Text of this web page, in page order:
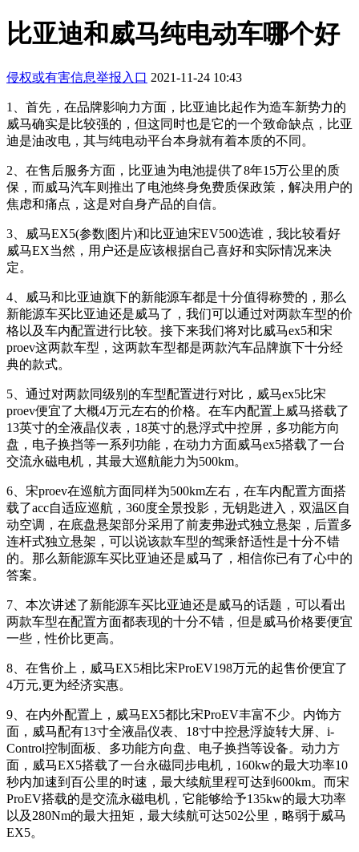
比亚迪和威马纯电动车哪个好
侵权或有害信息举报入口 2021-11-24 10:43
1、首先，在品牌影响力方面，比亚迪比起作为造车新势力的
威马确实是比较强的，但这同时也是它的一个致命缺点，比亚
迪是油改电，其与纯电动平台本身就有着本质的不同。
2、在售后服务方面，比亚迪为电池提供了8年15万公里的质
保，而威马汽车则推出了电池终身免费质保政策，解决用户的
焦虑和痛点，这是对自身产品的自信。
3、威马EX5(参数|图片)和比亚迪宋EV500选谁，我比较看好
威马EX当然，用户还是应该根据自己喜好和实际情况来决
定。
4、威马和比亚迪旗下的新能源车都是十分值得称赞的，那么
新能源车买比亚迪还是威马了，我们可以通过对两款车型的价
格以及车内配置进行比较。接下来我们将对比威马ex5和宋
proev这两款车型，这两款车型都是两款汽车品牌旗下十分经
典的款式。
5、通过对两款同级别的车型配置进行对比，威马ex5比宋
proev便宜了大概4万元左右的价格。在车内配置上威马搭载了
13英寸的全液晶仪表，18英寸的悬浮式中控屏，多功能方向
盘，电子换挡等一系列功能，在动力方面威马ex5搭载了一台
交流永磁电机，其最大巡航能力为500km。
6、宋proev在巡航方面同样为500km左右，在车内配置方面搭
载了acc自适应巡航，360度全景投影，无钥匙进入，双温区自
动空调，在底盘悬架部分采用了前麦弗逊式独立悬架，后置多
连杆式独立悬架，可以说该款车型的驾乘舒适性是十分不错
的。那么新能源车买比亚迪还是威马了，相信你已有了心中的
答案。
7、本次讲述了新能源车买比亚迪还是威马的话题，可以看出
两款车型在配置方面都表现的十分不错，但是威马价格要便宜
一些，性价比更高。
8、在售价上，威马EX5相比宋ProEV198万元的起售价便宜了
4万元,更为经济实惠。
9、在内外配置上，威马EX5都比宋ProEV丰富不少。内饰方
面，威马配有13寸全液晶仪表、18寸中控悬浮旋转大屏、i-
Control控制面板、多功能方向盘、电子换挡等设备。动力方
面，威马EX5搭载了一台永磁同步电机，160kw的最大功率10
秒内加速到百公里的时速，最大续航里程可达到600km。而宋
ProEV搭载的是交流永磁电机，它能够给予135kw的最大功率
以及280Nm的最大扭矩，最大续航可达502公里，略弱于威马
EX5。